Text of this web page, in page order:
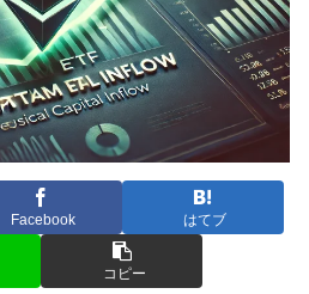
Facebook はてブ
コピー